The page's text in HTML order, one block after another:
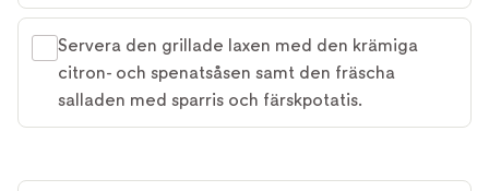
Servera den grillade laxen med den krämiga
citron- och spenatsåsen samt den fräscha
salladen med sparris och färskpotatis.